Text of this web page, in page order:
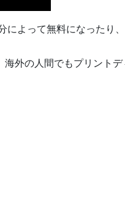
によって無料になったり
外の人間でもプリントデ